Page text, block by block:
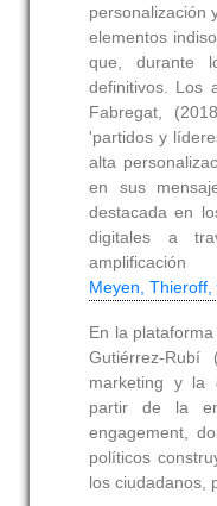
personalización
elementos
que, durante
definitivos. Los
Fabregat,
'partidos y
alta
en sus
destacada en
digitales a
Meyen,
En la
Gutiérrez-
marketing y la
partir de la
engagement,
políticos
los ciudadanos,